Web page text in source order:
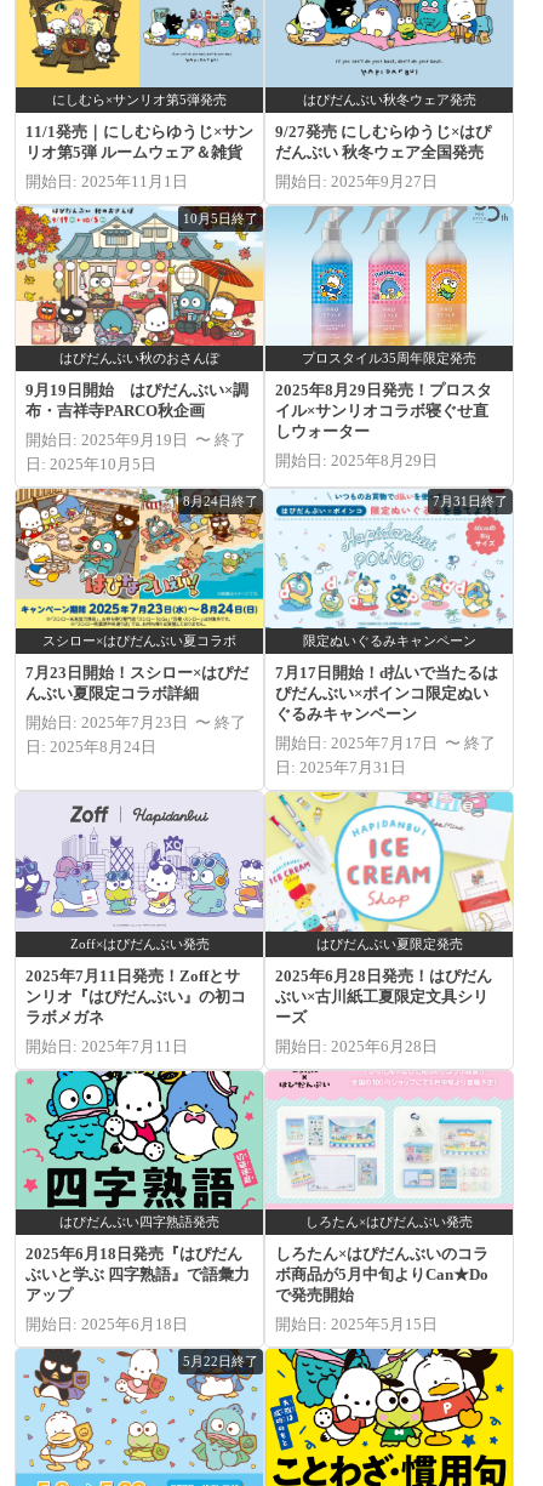
にしむら×サンリオ第5弾発売
11/1発売｜にしむらゆうじ×サン
リオ第5弾 ルームウェア＆雑貨
開始日: 2025年11月1日
はぴだんぶい秋冬ウェア発売
9/27発売 にしむらゆうじ×はぴ
だんぶい 秋冬ウェア全国発売
開始日: 2025年9月27日
10月5日終了
はぴだんぶい秋のおさんぽ
9月19日開始 はぴだんぶい×調
布・吉祥寺PARCO秋企画
開始日: 2025年9月19日 〜 終了
日: 2025年10月5日
プロスタイル35周年限定発売
2025年8月29日発売！プロスタ
イル×サンリオコラボ寝ぐせ直
しウォーター
開始日: 2025年8月29日
8月24日終了
スシロー×はぴだんぶい夏コラボ
7月23日開始！スシロー×はぴだ
んぶい夏限定コラボ詳細
開始日: 2025年7月23日 〜 終了
日: 2025年8月24日
7月31日終了
限定ぬいぐるみキャンペーン
7月17日開始！d払いで当たるは
ぴだんぶい×ポインコ限定ぬい
ぐるみキャンペーン
開始日: 2025年7月17日 〜 終了
日: 2025年7月31日
Zoff×はぴだんぶい発売
2025年7月11日発売！Zoffとサ
ンリオ『はぴだんぶい』の初コ
ラボメガネ
開始日: 2025年7月11日
はぴだんぶい夏限定発売
2025年6月28日発売！はぴだん
ぶい×古川紙工夏限定文具シリ
ーズ
開始日: 2025年6月28日
はぴだんぶい四字熟語発売
2025年6月18日発売『はぴだん
ぶいと学ぶ 四字熟語』で語彙力
アップ
開始日: 2025年6月18日
しろたん×はぴだんぶい発売
しろたん×はぴだんぶいのコラ
ボ商品が5月中旬よりCan★Do
で発売開始
開始日: 2025年5月15日
5月22日終了